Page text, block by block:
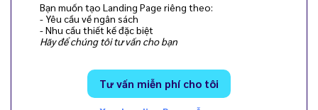
Bạn muốn tạo Landing Page riêng theo:
- Yêu cầu về ngân sách
- Nhu cầu thiết kế đặc biệt
Hãy để chúng tôi tư vấn cho bạn
Tư vấn miễn phí cho tôi